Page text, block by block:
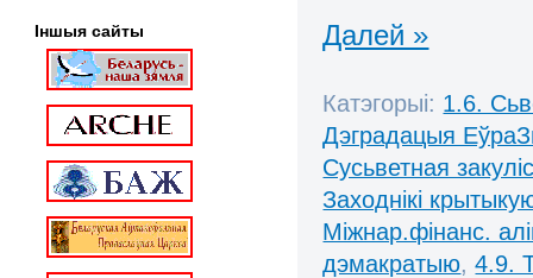
Далей »
Катэгорыі: 1.6.
Дэградацыя
Сусьветная
Заходнікі
Міжнар.фінанс.
дэмакратыю,4.9.
Іншыя сайты